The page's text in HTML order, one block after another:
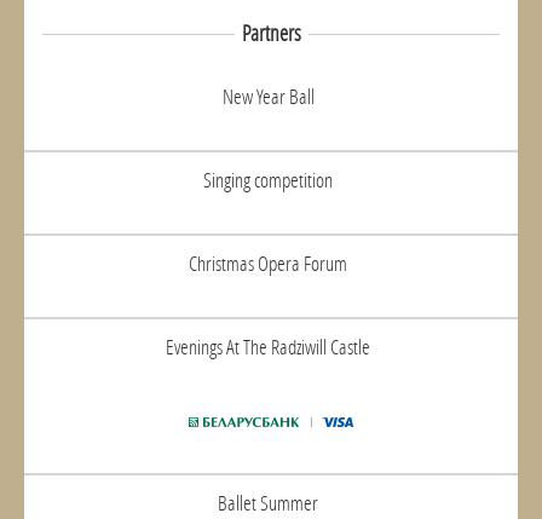
Partners
New Year Ball
Singing competition
Christmas Opera Forum
Evenings At The Radziwill Castle
Ballet Summer